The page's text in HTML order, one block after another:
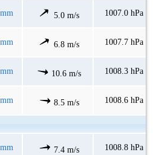
5.0 m/s 1007.0 hPa
6.8 m/s 1007.7 hPa
10.6 m/s 1008.3 hPa
8.5 m/s 1008.6 hPa
7.4 m/s 1008.8 hPa